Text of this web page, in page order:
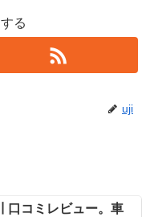
る
uji
口コミレビュー。車